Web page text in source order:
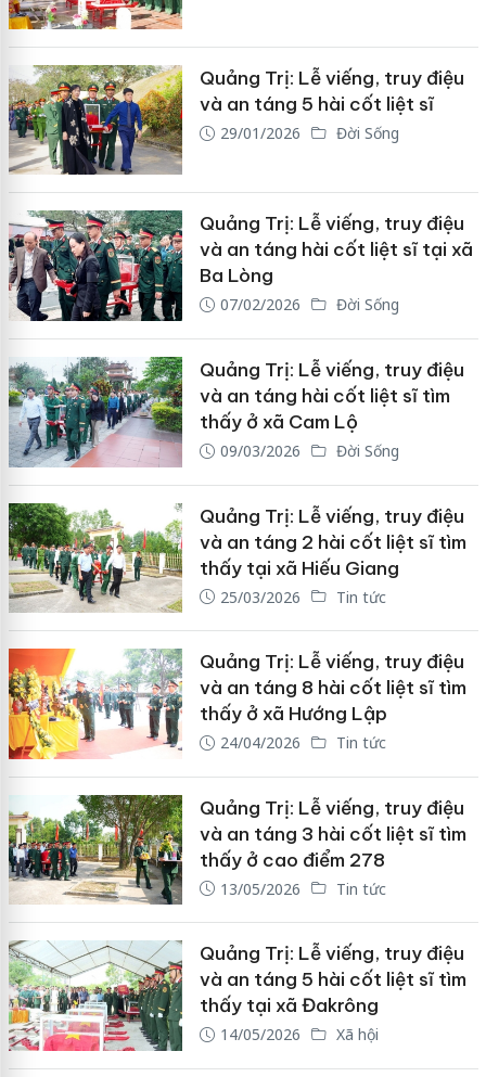
Quảng Trị: Lễ viếng, truy điệu
và an táng 5 hài cốt liệt sĩ
29/01/2026 Đời Sống
Quảng Trị: Lễ viếng, truy điệu
và an táng hài cốt liệt sĩ tại xã
Ba Lòng
07/02/2026 Đời Sống
Quảng Trị: Lễ viếng, truy điệu
và an táng hài cốt liệt sĩ tìm
thấy ở xã Cam Lộ
09/03/2026 Đời Sống
Quảng Trị: Lễ viếng, truy điệu
và an táng 2 hài cốt liệt sĩ tìm
thấy tại xã Hiếu Giang
25/03/2026 Tin tức
Quảng Trị: Lễ viếng, truy điệu
và an táng 8 hài cốt liệt sĩ tìm
thấy ở xã Hướng Lập
24/04/2026 Tin tức
Quảng Trị: Lễ viếng, truy điệu
và an táng 3 hài cốt liệt sĩ tìm
thấy ở cao điểm 278
13/05/2026 Tin tức
Quảng Trị: Lễ viếng, truy điệu
và an táng 5 hài cốt liệt sĩ tìm
thấy tại xã Đakrông
14/05/2026 Xã hội